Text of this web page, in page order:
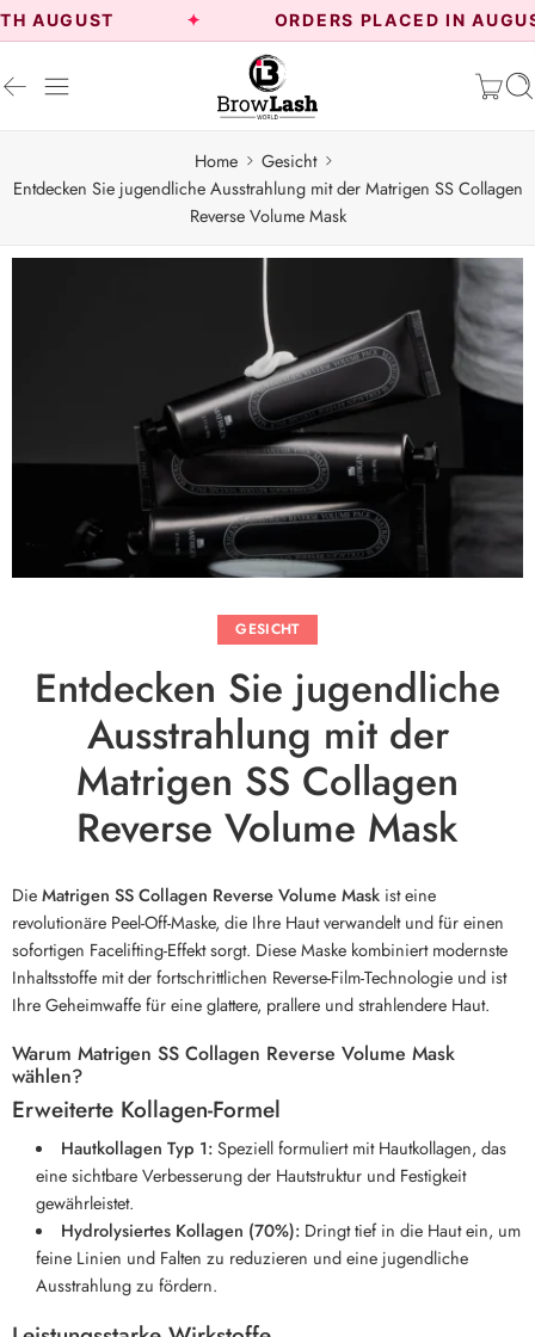
ORDERS PLACED IN AUGUST
Home
Gesicht
Entdecken Sie jugendliche Ausstrahlung mit der Matrigen SS Collagen
Reverse Volume Mask
GESICHT
Entdecken Sie jugendliche
Ausstrahlung mit der
Matrigen SS Collagen
Reverse Volume Mask
DieMatrigen SS Collagen Reverse Volume Mask ist eine
revolutionäre Peel-Off-Maske, die Ihre Haut verwandelt und für einen
sofortigen Facelifting-Effekt sorgt. Diese Maske kombiniert modernste
Inhaltsstoffe mit der fortschrittlichen Reverse-Film-Technologie und ist
Ihre Geheimwaffe für eine glattere, prallere und strahlendere Haut.
Warum Matrigen SS Collagen Reverse Volume Mask
wählen?
Erweiterte Kollagen-Formel
Hautkollagen Typ 1:Speziell formuliert mit Hautkollagen, das
eine sichtbare Verbesserung der Hautstruktur und Festigkeit
gewährleistet.
Hydrolysiertes Kollagen (70%):Dringt tief in die Haut ein, um
feine Linien und Falten zu reduzieren und eine jugendliche
Ausstrahlung zu fördern.